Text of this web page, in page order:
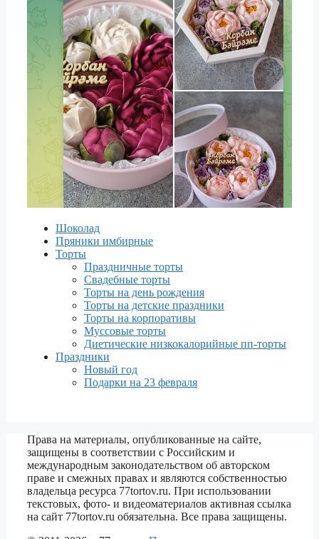
Шоколад
Пряники имбирные
Торты
Праздничные торты
Свадебные торты
Торты на день рождения
Торты на детские праздники
Торты на корпоративы
Муссовые торты
Диетические низкокалорийные пп-торты
Праздники
Новый год
Подарки на 23 февраля
Права на материалы, опубликованные на сайте,
защищены в соответствии с Российским и
международным законодательством об авторском
праве и смежных правах и являются собственностью
владельца ресурса 77tortov.ru. При использовании
текстовых, фото- и видеоматериалов активная ссылка
на сайт 77tortov.ru обязательна. Все права защищены.